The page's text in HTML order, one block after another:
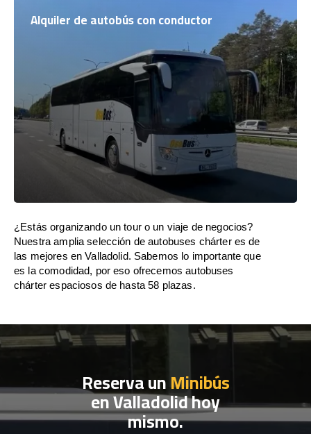
Alquiler de autobús con conductor
¿Estás organizando un tour o un viaje de negocios?
Nuestra amplia selección de autobuses chárter es de
las mejores en Valladolid. Sabemos lo importante que
es la comodidad, por eso ofrecemos autobuses
chárter espaciosos de hasta 58 plazas.
Reserva unMinibús
en Valladolid hoy
mismo.